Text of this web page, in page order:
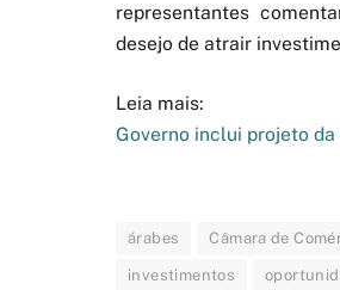
representantes
desejo de atrair
Leia mais:
Governo inclui projeto
árabes Câmara de
investimentos